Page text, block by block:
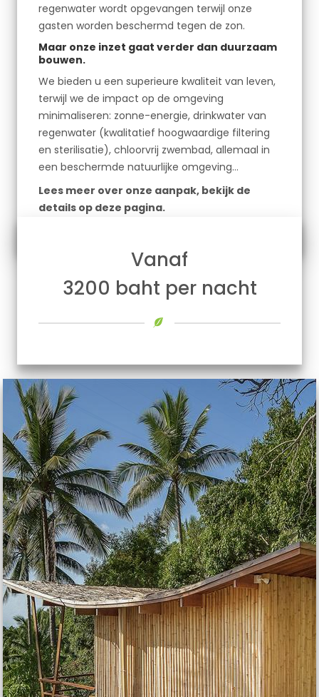
regenwater wordt opgevangen terwijl onze
gasten worden beschermd tegen de zon.
Maar onze inzet gaat verder dan duurzaam
bouwen.
We bieden u een superieure kwaliteit van leven,
terwijl we de impact op de omgeving
minimaliseren: zonne-energie, drinkwater van
regenwater (kwalitatief hoogwaardige filtering
en sterilisatie), chloorvrij zwembad, allemaal in
een beschermde natuurlijke omgeving…
Lees meer over onze aanpak, bekijk de
details op deze pagina.
Vanaf
3200 baht per nacht